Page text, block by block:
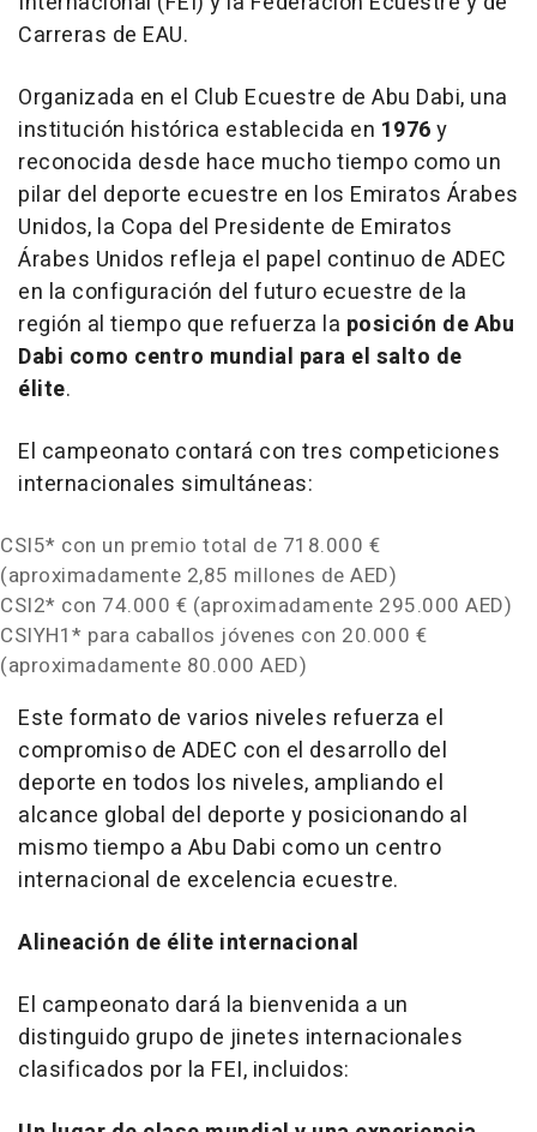
Carreras de EAU.
Organizada en el Club Ecuestre de Abu Dabi, una
institución histórica establecida en 1976y
reconocida desde hace mucho tiempo como un
pilar del deporte ecuestre en los Emiratos Árabes
Unidos, la Copa del Presidente de Emiratos
Árabes Unidos refleja el papel continuo de ADEC
en la configuración del futuro ecuestre de la
región al tiempo que refuerza la posición deAbu
Dabi como centro mundial para el salto de
élite.
El campeonato contará con tres competiciones
internacionales simultáneas:
CSI5* con un premio total de 718.000 €
(aproximadamente 2,85 millones de AED)
CSI2* con 74.000 € (aproximadamente 295.000 AED)
CSIYH1* para caballos jóvenes con 20.000 €
(aproximadamente 80.000 AED)
Este formato de varios niveles refuerza el
compromiso de ADEC con el desarrollo del
deporte en todos los niveles, ampliando el
alcance global del deporte y posicionando al
mismo tiempo a Abu Dabi como un centro
internacional de excelencia ecuestre.
Alineación de élite internacional
El campeonato dará la bienvenida a un
distinguido grupo de jinetes internacionales
clasificados por la FEI, incluidos: